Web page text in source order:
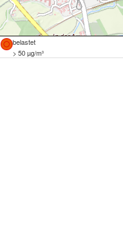
belastet
> 50 µg/m³